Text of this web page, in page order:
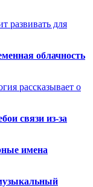
развивать для
облачность
рассказывает о
связи из-за
имена